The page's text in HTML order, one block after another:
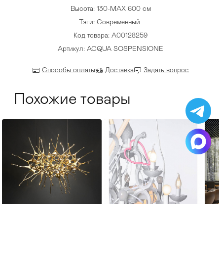
Высота: 130-MAX 600 см
Тэги: Современный
Код товара: A00128259
Артикул: ACQUA SOSPENSIONE
Способы оплаты Доставка Задать вопрос
Похожие товары